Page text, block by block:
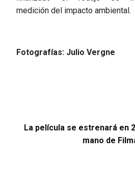
medición del impacto ambiental.
Fotografías: Julio Vergne
La película se estrenará en
mano de